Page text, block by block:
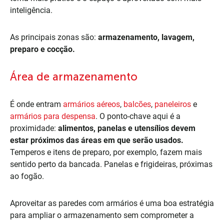
inteligência.
As principais zonas são: armazenamento, lavagem,
preparo e cocção.
Área de armazenamento
É onde entram armários aéreos, balcões, paneleiros e
armários para despensa. O ponto-chave aqui é a
proximidade: alimentos, panelas e utensílios devem
estar próximos das áreas em que serão usados.
Temperos e itens de preparo, por exemplo, fazem mais
sentido perto da bancada. Panelas e frigideiras, próximas
ao fogão.
Aproveitar as paredes com armários é uma boa estratégia
para ampliar o armazenamento sem comprometer a